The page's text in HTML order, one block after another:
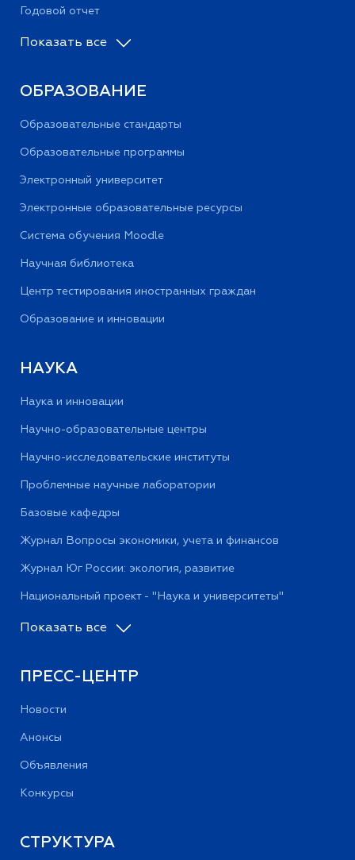
Годовой отчет
Показать все
ОБРАЗОВАНИЕ
Образовательные стандарты
Образовательные программы
Электронный университет
Электронные образовательные ресурсы
Система обучения Moodle
Научная библиотека
Центр тестирования иностранных граждан
Образование и инновации
НАУКА
Наука и инновации
Научно-образовательные центры
Научно-исследовательские институты
Проблемные научные лаборатории
Базовые кафедры
Журнал Вопросы экономики, учета и финансов
Журнал Юг России: экология, развитие
Национальный проект - "Наука и университеты"
Показать все
ПРЕСС-ЦЕНТР
Новости
Анонсы
Объявления
Конкурсы
СТРУКТУРА